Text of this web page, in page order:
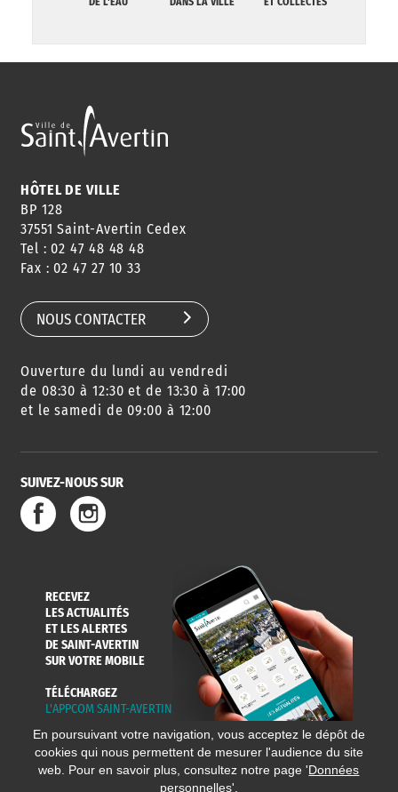
HÔTEL DE VILLE
BP 128
37551 Saint-Avertin Cedex
Tel : 02 47 48 48 48
Fax : 02 47 27 10 33
NOUS CONTACTER
Ouverture du lundi au vendredi
de 08:30 à 12:30 et de 13:30 à 17:00
et le samedi de 09:00 à 12:00
SUIVEZ-NOUS SUR
RECEVEZ
LES ACTUALITÉS
ET LES ALERTES
DE SAINT-AVERTIN
SUR VOTRE MOBILE
TÉLÉCHARGEZ
L'APPCOM SAINT-AVERTIN
En poursuivant votre navigation, vous acceptez le dépôt de
cookies qui nous permettent de mesurer l'audience du site
web. Pour en savoir plus, consultez notre page 'Données
personnelles'.